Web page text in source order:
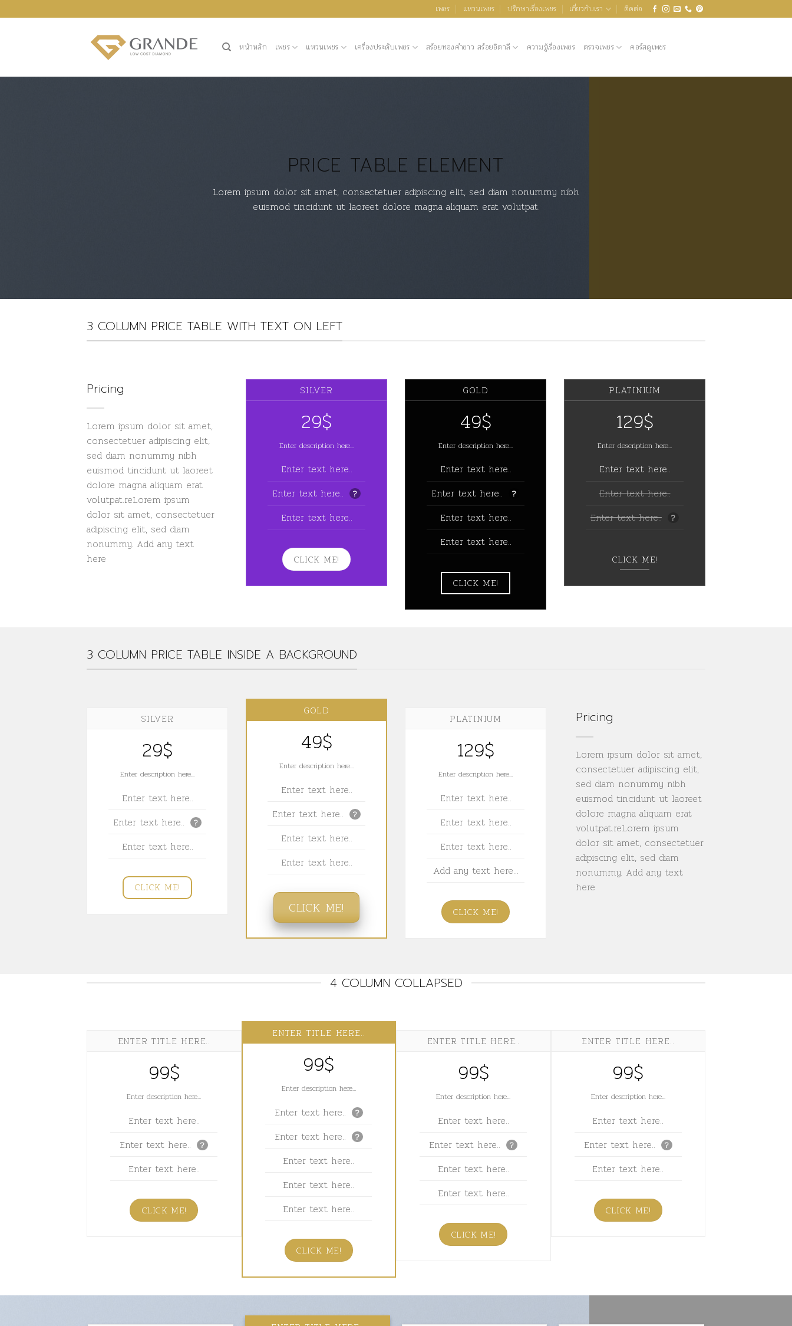
ไป
เพชร แหวนเพชร ปรึกษาเรื่องเพชร เกี่ยวกับเรา ติดต่อ
หน้าหลัก เพชร แหวนเพชร เครื่องประดับเพชร สร้อยทองคำขาว สร้อยอิตาลี ความรู้เรื่องเพชร ตรวจเพชร คอร์สดูเพชร
PRICE TABLE ELEMENT
Lorem ipsum dolor sit amet, consectetuer adipiscing elit, sed diam nonummy nibh
euismod tincidunt ut laoreet dolore magna aliquam erat volutpat.
3 COLUMN PRICE TABLE WITH TEXT ON LEFT
Pricing
Lorem ipsum dolor sit amet,
consectetuer adipiscing elit,
sed diam nonummy nibh
euismod tincidunt ut laoreet
dolore magna aliquam erat
volutpat.reLorem ipsum
dolor sit amet, consectetuer
adipiscing elit, sed diam
nonummy. Add any text
here
SILVER
29$
Enter description here...
Enter text here..
Enter text here..
?
Enter text here..
CLICK ME!
GOLD
49$
Enter description here...
Enter text here..
Enter text here..
?
Enter text here..
Enter text here..
CLICK ME!
PLATINIUM
129$
Enter description here...
Enter text here..
Enter text here..
Enter text here..
?
CLICK ME!
3 COLUMN PRICE TABLE INSIDE A BACKGROUND
SILVER
29$
Enter description here...
Enter text here..
Enter text here..
?
Enter text here..
CLICK ME!
GOLD
49$
Enter description here...
Enter text here..
Enter text here..
?
Enter text here..
Enter text here..
CLICK ME!
PLATINIUM
129$
Enter description here...
Enter text here..
Enter text here..
Enter text here..
Add any text here...
CLICK ME!
Pricing
Lorem ipsum dolor sit amet,
consectetuer adipiscing elit,
sed diam nonummy nibh
euismod tincidunt ut laoreet
dolore magna aliquam erat
volutpat.reLorem ipsum
dolor sit amet, consectetuer
adipiscing elit, sed diam
nonummy. Add any text
here
4 COLUMN COLLAPSED
ENTER TITLE HERE..
99$
Enter description here...
Enter text here..
Enter text here..
?
Enter text here..
CLICK ME!
ENTER TITLE HERE..
99$
Enter description here...
Enter text here.. ?
Enter text here.. ?
Enter text here..
Enter text here..
Enter text here..
CLICK ME!
ENTER TITLE HERE..
99$
Enter description here...
Enter text here..
Enter text here..
?
Enter text here..
Enter text here..
CLICK ME!
ENTER TITLE HERE..
99$
Enter description here...
Enter text here..
Enter text here..
?
Enter text here..
CLICK ME!